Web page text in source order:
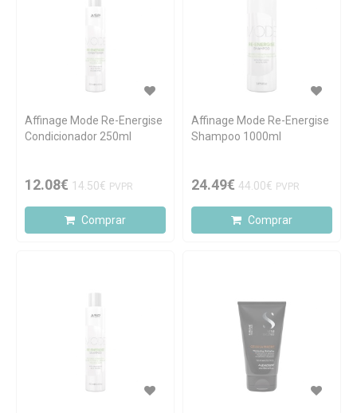
Affinage Mode Re-Energise
Condicionador 250ml
12.08€ 14.50€ PVPR
Comprar
Affinage Mode Re-Energise
Shampoo 1000ml
24.49€ 44.00€ PVPR
Comprar